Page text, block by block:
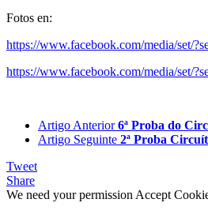
Fotos en:
https://www.facebook.com/media/set/
https://www.facebook.com/media/set/
Artigo Anterior 6ª Proba do
Artigo Seguinte 2ª Proba
Tweet
Share
We need your permission Accept